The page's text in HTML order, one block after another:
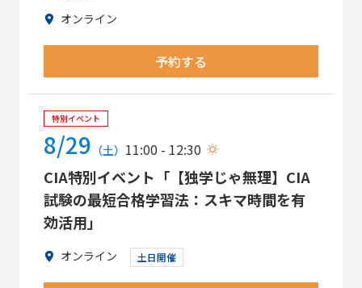
オンライン
予約する
特別イベント
8/29 （土） 11:00 - 12:30
CIA特別イベント「【独学じゃ無理】CIA
試験の最短合格学習法：スキマ時間を有
効活用」
オンライン 土日開催